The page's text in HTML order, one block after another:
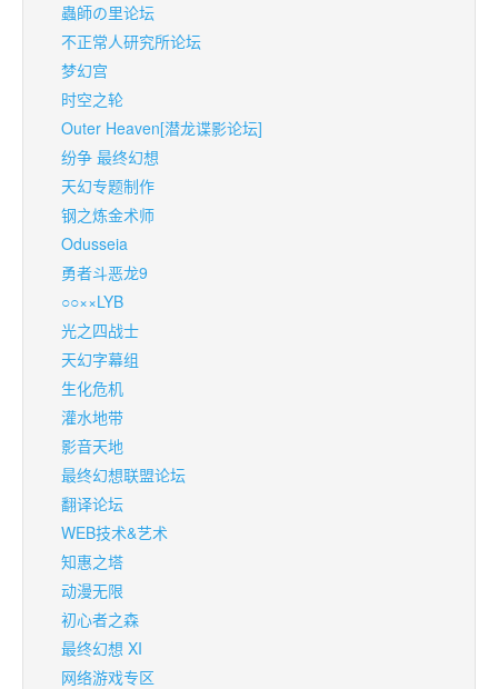
蟲師の里论坛
不正常人研究所论坛
梦幻宫
时空之轮
Outer Heaven[潜龙谍影论坛]
纷争 最终幻想
天幻专题制作
钢之炼金术师
Odusseia
勇者斗恶龙9
○○××LYB
光之四战士
天幻字幕组
生化危机
灌水地带
影音天地
最终幻想联盟论坛
翻译论坛
WEB技术&艺术
知惠之塔
动漫无限
初心者之森
最终幻想 XI
网络游戏专区